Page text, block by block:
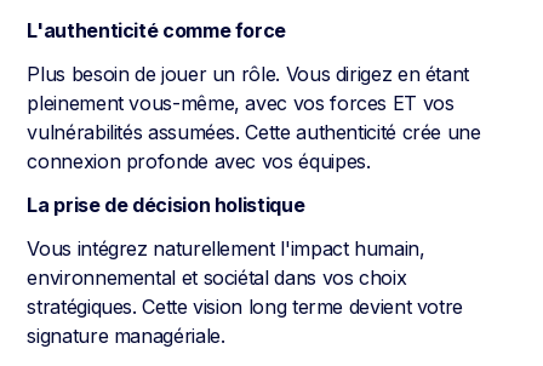
L'authenticité comme force
Plus besoin de jouer un rôle. Vous dirigez en étant
pleinement vous-même, avec vos forces ET vos
vulnérabilités assumées. Cette authenticité crée une
connexion profonde avec vos équipes.
La prise de décision holistique
Vous intégrez naturellement l'impact humain,
environnemental et sociétal dans vos choix
stratégiques. Cette vision long terme devient votre
signature managériale.